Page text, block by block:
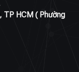
TP HCM ( Phường